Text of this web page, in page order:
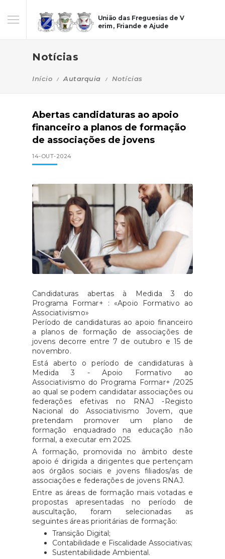
União das Freguesias de V
erim, Friande e Ajude
Notícias
Início Autarquia Notícias
Abertas candidaturas ao apoio
financeiro a planos de formação
de associações de jovens
14-OUT-2024
Candidaturas abertas à Medida 3 do
Programa Formar+ : «Apoio Formativo ao
Associativismo»
Período de candidaturas ao apoio financeiro
a planos de formação de associações de
jovens decorre entre 7 de outubro e 15 de
novembro.
Está aberto o período de candidaturas à
Medida 3 - Apoio Formativo ao
Associativismo do Programa Formar+ /2025
ao qual se podem candidatar associações ou
federações efetivas no RNAJ -Registo
Nacional do Associativismo Jovem, que
pretendam promover um plano de
formação enquadrado na educação não
formal, a executar em 2025.
A formação, promovida no âmbito deste
apoio é dirigida a dirigentes que pertençam
aos órgãos sociais e jovens filiados/as de
associações e federações de jovens RNAJ.
Entre as áreas de formação mais votadas e
propostas apresentadas no período de
auscultação, foram selecionadas as
seguintes áreas prioritárias de formação:
Transição Digital;
Contabilidade e Fiscalidade Associativas;
Sustentabilidade Ambiental.